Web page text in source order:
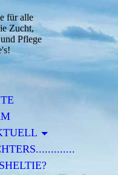
für alle
Zucht,
Pflege